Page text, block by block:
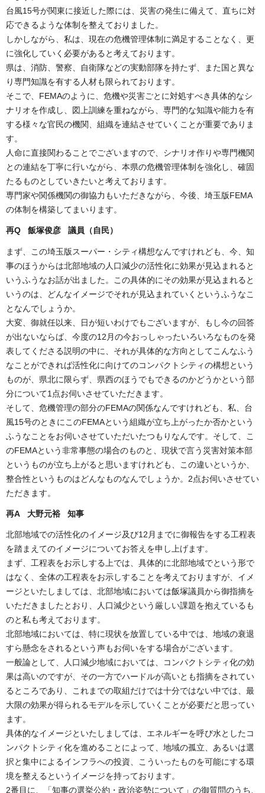
台風15号が関東に接近した際には、災害の発生に備えて、直ちに対
応できるような体制を整えておりました。
しかしながら、私は、現在の危機管理体制に満足することなく、更
に強化していく必要があると考えております。
県は、消防、警察、自衛隊などの実動部隊を持たず、また国と異な
り専門知識を有する人材も限られております。
そこで、FEMAのように、危機や災害ごとに対処すべき具体的なシ
ナリオを作成し、図上訓練を重ねながら、専門的な知識や能力を有
する様々な官民の機関、組織を連結させていくことが重要でありま
す。
人命に直接関わることでございますので、シナリオ作りや専門機関
との連結を丁寧に行いながら、本県の危機管理体制を強化し、確固
たるものとしていきたいと考えております。
専門家や関係機関の御協力もいただきながら、今後、埼玉版FEMA
の体制を構築してまいります。
再Q 飯塚俊彦 議員（自民）
まず、この埼玉版スーパー・シティ構想なんですけれども、今、知
事のほうからは北部地域の人口減少の活性化に効果が見込まれると
いうふうなお話が出ました。この具体的にその効果が見込まれると
いうのは、どんなイメージでそれが見込まれていくというふうなこ
となんでしょうか。
大変、御就任以来、日が短いわけでもございますが、もし今の回答
が出ないならば、今度の12月の今おっしゃったいろいろなものを発
表してくださる説明の中に、それが具体的な方向としてこんなふう
なことができれば活性化に向けてのコンパクトシティの構想という
ものが、県北に限らず、県西のほうでもできるのかどうかという部
分について1点お伺いさせていただきます。
そして、危機管理の部分のFEMAの関係なんですけれども、私、台
風15号のときにこのFEMAという組織が立ち上がったか否かという
ふうなことをお伺いさせていただいたつもりなんです。そして、こ
のFEMAという非常事態の場合のものと、現状で言う災害対策本部
というものが立ち上がると思いますけれども、この違いというか、
整合性というものはどんなものなんでしょうか。2点お伺いさせてい
ただきます。
再A 大野元裕 知事
北部地域での活性化のイメージ及び12月までに御報告をする工程表
を踏まえてのイメージについてお答えを申し上げます。
まず、工程表をお示しする上では、具体的に北部地域でという形で
はなく、全体の工程表をお示しすることを考えておりますが、イメ
ージといたしましては、北部地域においては飯塚議員から御指摘を
いただきましたとおり、人口減少という厳しい課題を抱えているも
のと私も考えております。
北部地域においては、特に現状を放置している中では、地域の衰退
すら懸念をされるという声もお伺いをする場合がございます。
一般論として、人口減少地域においては、コンパクトシティ化の効
果は高いのですが、その一方でハードルが高いとも指摘をされてい
るところであり、これまでの取組だけでは十分ではない中では、最
大限の効果が得られるモデルを示していくことが必要だと思ってい
ます。
具体的なイメージといたしましては、エネルギーを呼び水としたコ
ンパクトシティ化を進めることによって、地域の孤立、あるいは選
択と集中によるインフラへの投資、こういったものを可能にする環
境を整えるというイメージを持っております。
2番目に、「知事の選挙公約・政治姿勢について」の御質問のうち、